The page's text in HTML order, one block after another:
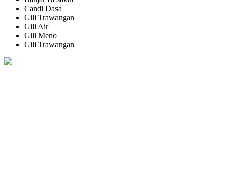
Candi Dasa
Gili Trawangan
Gili Air
Gili Meno
Gili Trawangan